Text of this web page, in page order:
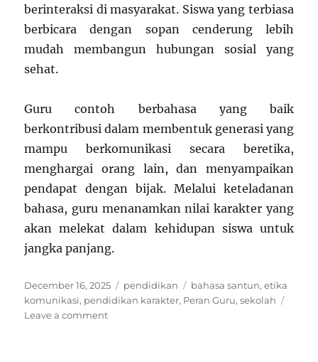
berinteraksi di masyarakat. Siswa yang terbiasa
berbicara dengan sopan cenderung lebih
mudah membangun hubungan sosial yang
sehat.
Guru contoh berbahasa yang baik
berkontribusi dalam membentuk generasi yang
mampu berkomunikasi secara beretika,
menghargai orang lain, dan menyampaikan
pendapat dengan bijak. Melalui keteladanan
bahasa, guru menanamkan nilai karakter yang
akan melekat dalam kehidupan siswa untuk
jangka panjang.
Posted
on
December 16, 2025 Categories
pendidikan Tags
bahasa santun,etika
komunikasi, pendidikan karakter, Peran Guru,sekolah
Leave a commenton